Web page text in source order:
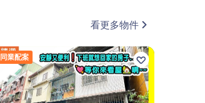
看更多物件
同業配案